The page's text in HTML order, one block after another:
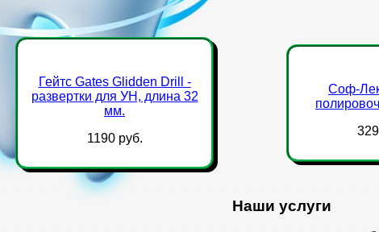
Гейтс Gates Glidden Drill -
развертки для УН, длина 32
мм.
1190 руб.
Соф-
Наши услуги